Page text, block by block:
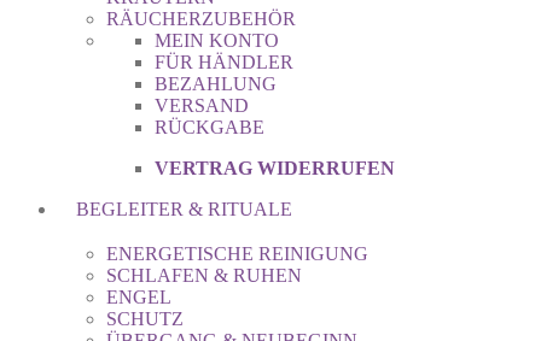
RÄUCHERZUBEHÖR
MEIN KONTO
FÜR HÄNDLER
BEZAHLUNG
VERSAND
RÜCKGABE
VERTRAG WIDERRUFEN
BEGLEITER & RITUALE
ENERGETISCHE REINIGUNG
SCHLAFEN & RUHEN
ENGEL
SCHUTZ